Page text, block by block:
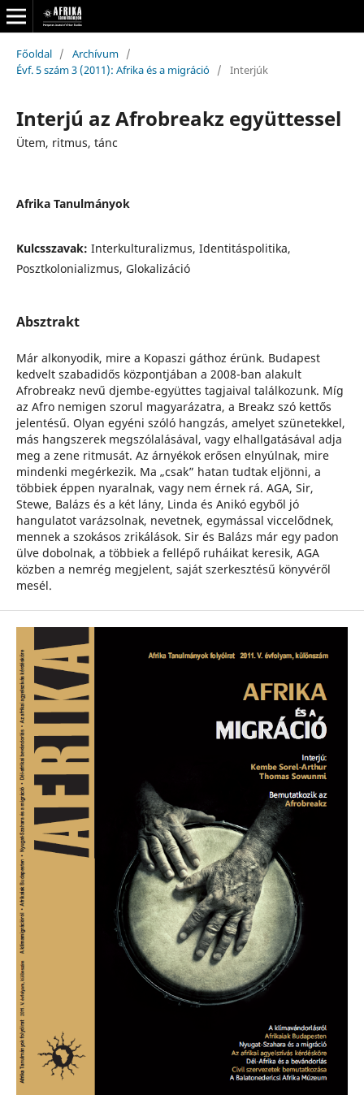
Főoldal / Archívum /
Évf. 5 szám 3 (2011): Afrika és a migráció / Interjúk
Interjú az Afrobreakz együttessel
Ütem, ritmus, tánc
Afrika Tanulmányok
Kulcsszavak: Interkulturalizmus, Identitáspolitika,
Posztkolonializmus, Glokalizáció
Absztrakt
Már alkonyodik, mire a Kopaszi gáthoz érünk. Budapest
kedvelt szabadidős központjában a 2008-ban alakult
Afrobreakz nevű djembe-együttes tagjaival találkozunk. Míg
az Afro nemigen szorul magyarázatra, a Breakz szó kettős
jelentésű. Olyan egyéni szóló hangzás, amelyet szünetekkel,
más hangszerek megszólalásával, vagy elhallgatásával adja
meg a zene ritmusát. Az árnyékok erősen elnyúlnak, mire
mindenki megérkezik. Ma „csak” hatan tudtak eljönni, a
többiek éppen nyaralnak, vagy nem érnek rá. AGA, Sir,
Stewe, Balázs és a két lány, Linda és Anikó egyből jó
hangulatot varázsolnak, nevetnek, egymással viccelődnek,
mennek a szokásos zrikálások. Sir és Balázs már egy padon
ülve dobolnak, a többiek a fellépő ruháikat keresik, AGA
közben a nemrég megjelent, saját szerkesztésű könyvéről
mesél.